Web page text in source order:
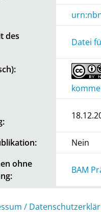
des
Datei
Nein
ohne
BAM
/